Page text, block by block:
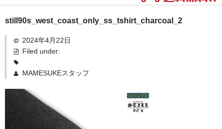
ホーム
MEXICO買い付け
新商品
全商品（ウェア）
still90s_west_coast_only_ss_tshirt_charcoal_2
2024年4月22日
Filed under:
MAMESUKEスタッフ